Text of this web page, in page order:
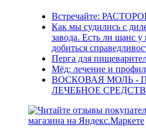
Встречайте:
Как мы судились с
завода. Есть ли шанс у
добиться
Перга для
Мёд: лечение и
ВОСКОВАЯ МОЛЬ -
ЛЕЧЕБНОЕ